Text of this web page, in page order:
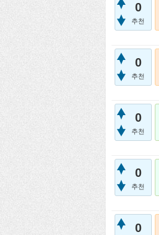
0
추천
0
추천
0
추천
0
추천
0